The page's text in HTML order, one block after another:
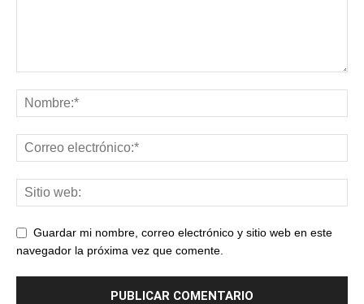
Guardar mi nombre, correo electrónico y sitio web en este
navegador la próxima vez que comente.